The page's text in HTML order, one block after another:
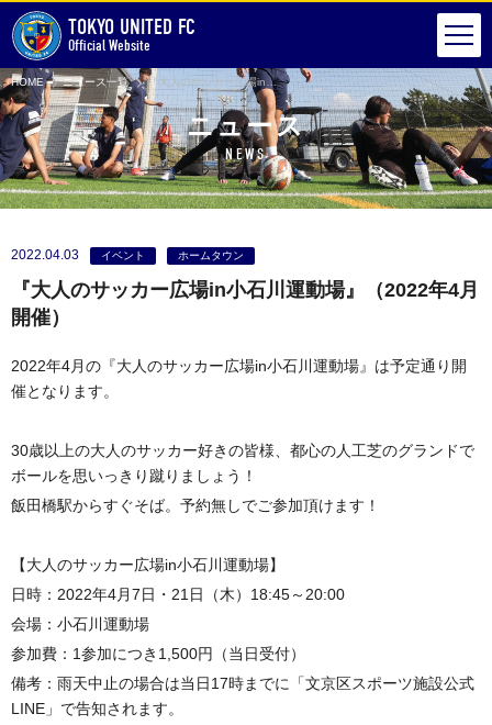
TOKYO UNITED FC
Official Website
HOME ニュース一覧 『大人のサッカー広場in小石川運動場』（2022年4月開催）
ニュース
NEWS
2022.04.03 イベント ホームタウン
『大人のサッカー広場in小石川運動場』（2022年4月
開催）
2022年4月の『大人のサッカー広場in小石川運動場』は予定通り開
催となります。
30歳以上の大人のサッカー好きの皆様、都心の人工芝のグランドで
ボールを思いっきり蹴りましょう！
飯田橋駅からすぐそば。予約無しでご参加頂けます！
【大人のサッカー広場in小石川運動場】
日時：2022年4月7日・21日（木）18:45～20:00
会場：小石川運動場
参加費：1参加につき1,500円（当日受付）
備考：雨天中止の場合は当日17時までに「文京区スポーツ施設公式
LINE」で告知されます。